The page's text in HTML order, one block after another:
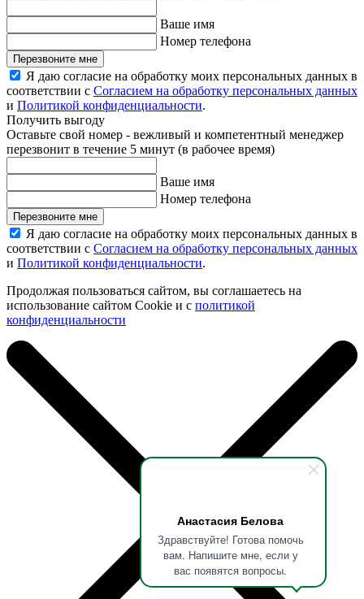
Анастасия Белова
Здравствуйте! Готова помочь
вам. Напишите мне, если у
вас появятся вопросы.
Ваше имя
Номер телефона
Перезвоните мне
Я даю согласие на обработку моих персональных данных в
соответствии с Согласием на обработку персональных данных
и Политикой конфиденциальности.
Получить выгоду
Оставьте свой номер - вежливый и компетентный менеджер
перезвонит в течение 5 минут (в рабочее время)
Ваше имя
Номер телефона
Перезвоните мне
Я даю согласие на обработку моих персональных данных в
соответствии с Согласием на обработку персональных данных
и Политикой конфиденциальности.
Продолжая пользоваться сайтом, вы соглашаетесь на
использование сайтом Cookie и с политикой
конфиденциальности